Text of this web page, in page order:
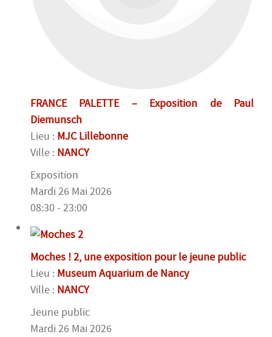
FRANCE PALETTE – Exposition de Paul
Diemunsch
Lieu : MJC Lillebonne
Ville : NANCY
Exposition
Mardi 26 Mai 2026
08:30 - 23:00
Moches ! 2, une exposition pour le jeune public
Lieu : Museum Aquarium de Nancy
Ville : NANCY
Jeune public
Mardi 26 Mai 2026